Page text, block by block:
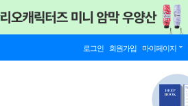
로그인 회원가입 마이페이지